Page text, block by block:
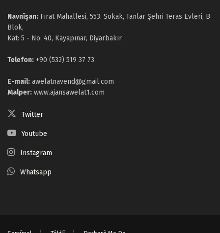
Navnîşan: Fırat Mahallesi, 553. Sokak, Tanlar Şehri Teras Evleri, B
Blok,
Kat: 5 - No: 40, Kayapınar, Diyarbakır
Telefon: +90 (532) 519 37 73
E-mail: awelatnavend@gmail.com
Malper: www.ajansawelat1.com
Twitter
Youtube
Instagram
Whatsapp